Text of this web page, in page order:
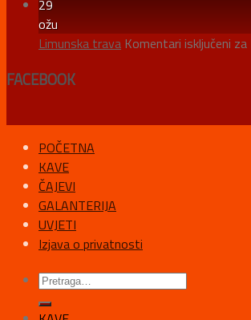
29
ožu
Limunska trava Komentari isključeni
FACEBOOK
POČETNA
KAVE
ČAJEVI
GALANTERIJA
UVJETI
Izjava o privatnosti